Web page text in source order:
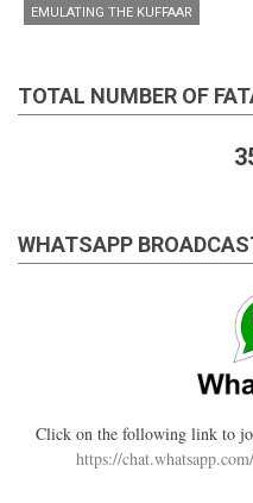
EMULATING THE KUFFAAR
TOTAL NUMBER OF
WHATSAPP
Click on the following link to
https://